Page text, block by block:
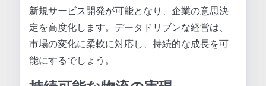
新規サービス開発が可能となり、企業の意思決
定を高度化します。データドリブンな経営は、
市場の変化に柔軟に対応し、持続的な成長を可
能にするでしょう。